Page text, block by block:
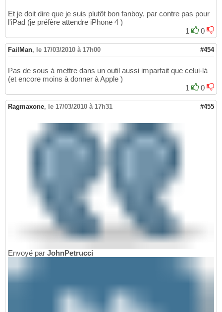
Et je doit dire que je suis plutôt bon fanboy, par contre pas pour
l'iPad (je préfère attendre iPhone 4 )
1
0
FailMan, le 17/03/2010 à 17h00 #454
Pas de sous à mettre dans un outil aussi imparfait que celui-là
(et encore moins à donner à Apple )
1
0
Ragmaxone, le 17/03/2010 à 17h31 #455
Envoyé par JohnPetrucci